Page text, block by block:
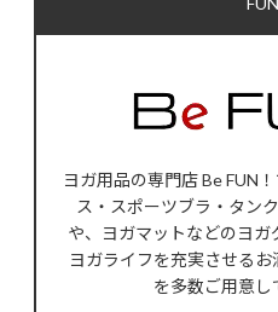
ヨガ用品の専門店 Be FUN
ス・スポーツブラ・タン
や、ヨガマットなどのヨ
ヨガライフを充実させる
を多数ご用意